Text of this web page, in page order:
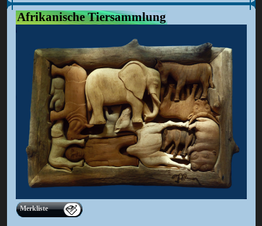
Afrikanische Tiersammlung
Merkliste